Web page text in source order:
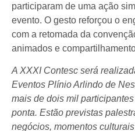
participaram de uma ação
evento. O gesto reforçou o
com a retomada da
animados e
A XXXI Contesc será
Eventos Plínio Arlindo de
mais de dois mil
ponta. Estão previstas
negócios, momentos